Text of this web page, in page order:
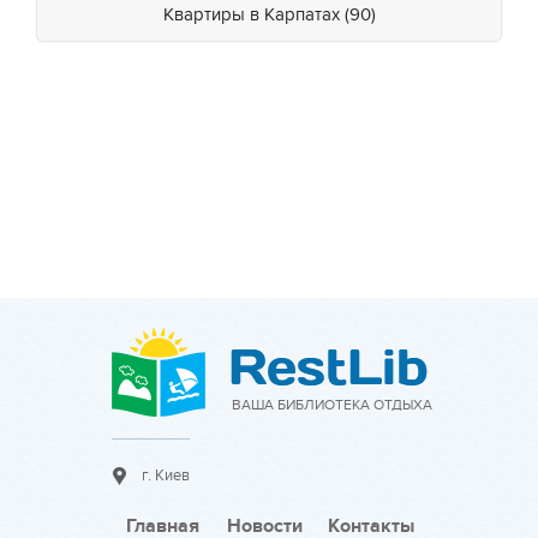
Квартиры в Карпатах (90)
ВАША БИБЛИОТЕКА ОТДЫХА
г. Киев
Главная Новости Контакты